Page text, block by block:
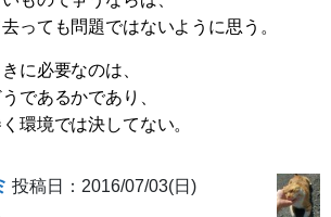
っても問題ではないように思う。
に必要なのは、
であるかであり、
環境では決してない。
投稿日：2016/07/03(日)